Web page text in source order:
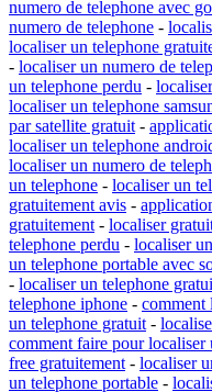
numero de telephone avec
numero de telephone -
localiser un telephone
- localiser un numero de
un telephone perdu -
localiser un telephone
par satellite gratuit-
localiser un telephone
localiser un numero de
un telephone - localiser un
gratuitement avis -
gratuitement- localiser
telephone perdu - localiser
un telephone portable avec
- localiser un telephone
telephone iphone - comment
un telephone gratuit-
comment faire pour localiser
free gratuitement- localiser
un telephone portable -